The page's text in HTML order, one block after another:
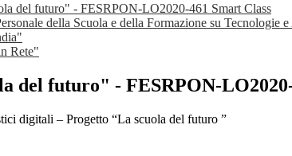
del futuro" - FESRPON-LO2020-461 Smart Class
della Scuola e della Formazione su
Rete"
del futuro" - FESRPON-
digitali – Progetto “La scuola del futuro ”